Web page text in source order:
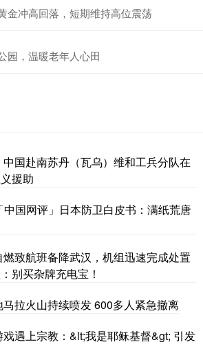
金冲高回落，短期维持高位震荡
园，温暖老年人心田
国赴南苏丹（瓦乌）维和工兵分队在
援助
国网评」日本防卫白皮书：满纸荒唐
致航班备降武汉，机组迅速完成处置
别买杂牌充电宝！
拉火山持续喷发 600多人紧急撤离
遇上宗教：&lt;我是耶稣基督&gt; 引发